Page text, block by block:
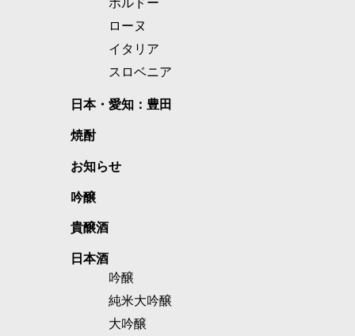
ローヌ
イタリア
スロベニア
日本・愛知：豊田
焼酎
お知らせ
吟醸
貴醸酒
日本酒
吟醸
純米大吟醸
大吟醸